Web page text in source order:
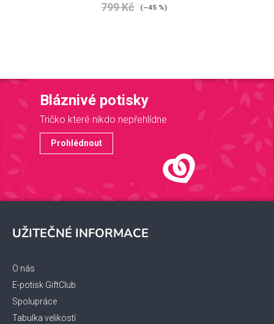
799 Kč (–45 %)
Bláznivé potisky
Tričko které nikdo nepřehlídne
Prohlédnout
UŽITEČNÉ INFORMACE
O nás
E-potisk GiftClub
Spolupráce
Tabulka velikostí